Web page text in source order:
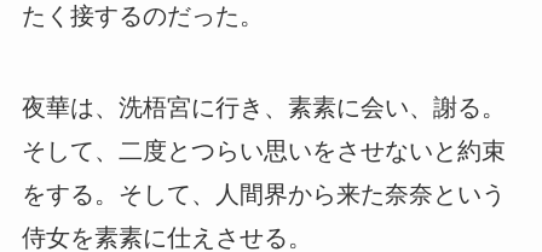
たく接するのだった。
夜華は、洗梧宮に行き、素素に会い、謝る。
そして、二度とつらい思いをさせないと約束
をする。そして、人間界から来た奈奈という
侍女を素素に仕えさせる。